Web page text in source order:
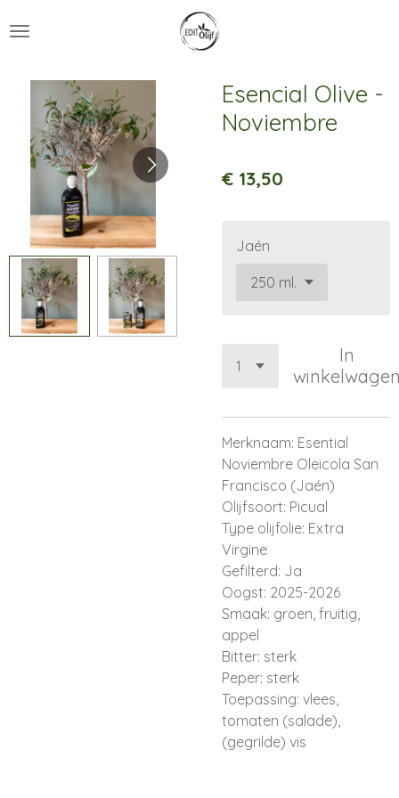
direct
hoofdinhoud
Esencial Olive -
Noviembre
€ 13,50
Jaén
In
Merknaam: Esential
Noviembre Oleicola San
Francisco (Jaén)
Olijfsoort: Picual
Type olijfolie: Extra
Virgine
Gefilterd: Ja
Oogst: 2025-2026
Smaak: groen, fruitig,
appel
Bitter: sterk
Peper: sterk
Toepassing: vlees,
tomaten (salade),
(gegrilde) vis